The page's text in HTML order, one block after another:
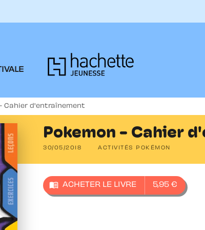
Cahier d'entraînement
Pokemon - Cahier
30/05/2018 ACTIVITÉS POKÉMON
menu_book ACHETER LE LIVRE 5,95 €